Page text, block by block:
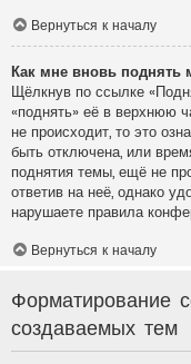
Вернуться к началу
Как мне вновь поднять
Щёлкнув по ссылке
«поднять» её в верхнюю
не происходит, то это
быть отключена, или
поднятия темы, ещё не
ответив на неё, однако
нарушаете правила
Вернуться к началу
Форматирование
создаваемых тем